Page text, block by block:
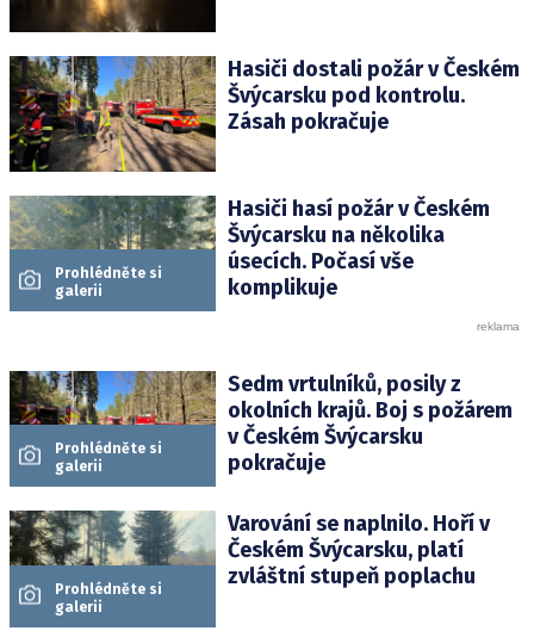
Hasiči dostali požár v Českém
Švýcarsku pod kontrolu.
Zásah pokračuje
Prohlédněte si
galerii
Hasiči hasí požár v Českém
Švýcarsku na několika
úsecích. Počasí vše
komplikuje
Prohlédněte si
galerii
Sedm vrtulníků, posily z
okolních krajů. Boj s požárem
v Českém Švýcarsku
pokračuje
Prohlédněte si
galerii
Varování se naplnilo. Hoří v
Českém Švýcarsku, platí
zvláštní stupeň poplachu